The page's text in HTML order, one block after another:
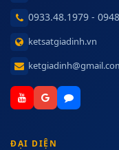
0933.48.1979 -
ketsatgiadinh.vn
ĐẠI DIỆN